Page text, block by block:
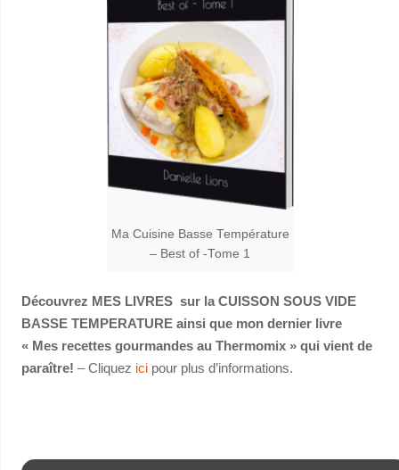
Ma Cuisine Basse Température
– Best of -Tome 1
Découvrez MES LIVRES sur la CUISSON SOUS VIDE
BASSE TEMPERATURE ainsi que mon dernier livre
« Mes recettes gourmandes au Thermomix » qui vient de
paraître! – Cliquez icipour plus d’informations.